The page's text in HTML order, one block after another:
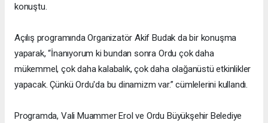
konuştu.
Açılış programında Organizatör Akif Budak da bir konuşma
yaparak, “İnanıyorum ki bundan sonra Ordu çok daha
mükemmel, çok daha kalabalık, çok daha olağanüstü etkinlikler
yapacak. Çünkü Ordu'da bu dinamizm var.” cümlelerini kullandı.
Programda, Vali Muammer Erol ve Ordu Büyükşehir Belediye